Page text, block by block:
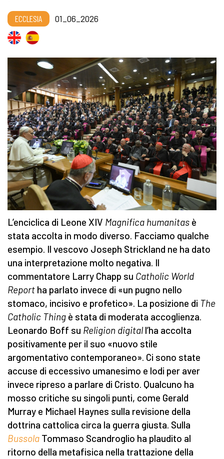
ECCLESIA 01_06_2026
L’enciclica di Leone XIV Magnifica humanitas è
stata accolta in modo diverso. Facciamo qualche
esempio. Il vescovo Joseph Strickland ne ha dato
una interpretazione molto negativa. Il
commentatore Larry Chapp su Catholic World
Report ha parlato invece di «un pugno nello
stomaco, incisivo e profetico». La posizione di The
Catholic Thing è stata di moderata accoglienza.
Leonardo Boff su Religion digital l’ha accolta
positivamente per il suo «nuovo stile
argomentativo contemporaneo». Ci sono state
accuse di eccessivo umanesimo e lodi per aver
invece ripreso a parlare di Cristo. Qualcuno ha
mosso critiche su singoli punti, come Gerald
Murray e Michael Haynes sulla revisione della
dottrina cattolica circa la guerra giusta. Sulla
Bussola Tommaso Scandroglio ha plaudito al
ritorno della metafisica nella trattazione della